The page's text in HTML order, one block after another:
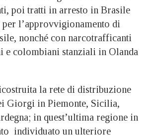
poi tratti in arresto in Brasile
l’approvvigionamento di
nonché con narcotrafficanti
e colombiani stanziali in Olanda
la rete di distribuzione
Giorgi in Piemonte, Sicilia,
in quest’ultima regione in
individuato un ulteriore